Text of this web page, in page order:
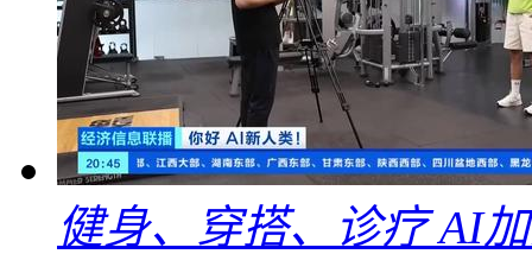
健身、穿搭、诊疗 AI